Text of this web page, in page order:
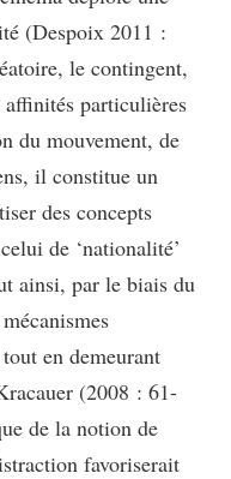
(Despoix 2011 :
le contingent,
affinités particulières
du mouvement, de
il constitue un
des concepts
de ‘nationalité’
ainsi, par le biais du
en demeurant
(2008 : 61-
de la notion de
favoriserait